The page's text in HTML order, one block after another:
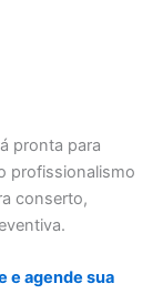
pronta para
profissionalismo
conserto,
e agende sua